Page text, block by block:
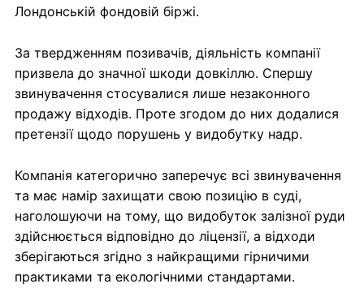
Лондонській фондовій біржі.
За твердженням позивачів, діяльність компанії
призвела до значної шкоди довкіллю. Спершу
звинувачення стосувалися лише незаконного
продажу відходів. Проте згодом до них додалися
претензії щодо порушень у видобутку надр.
Компанія категорично заперечує всі звинувачення
та має намір захищати свою позицію в суді,
наголошуючи на тому, що видобуток залізної руди
здійснюється відповідно до ліцензії, а відходи
зберігаються згідно з найкращими гірничими
практиками та екологічними стандартами.